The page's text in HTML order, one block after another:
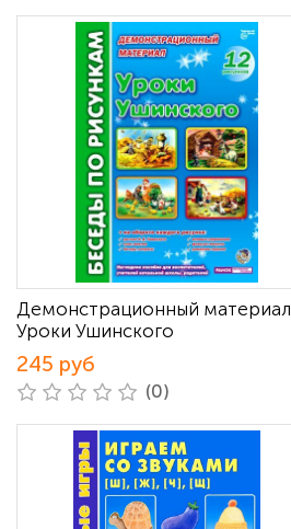
Демонстрационный материал
Уроки Ушинского
245 руб
(0)